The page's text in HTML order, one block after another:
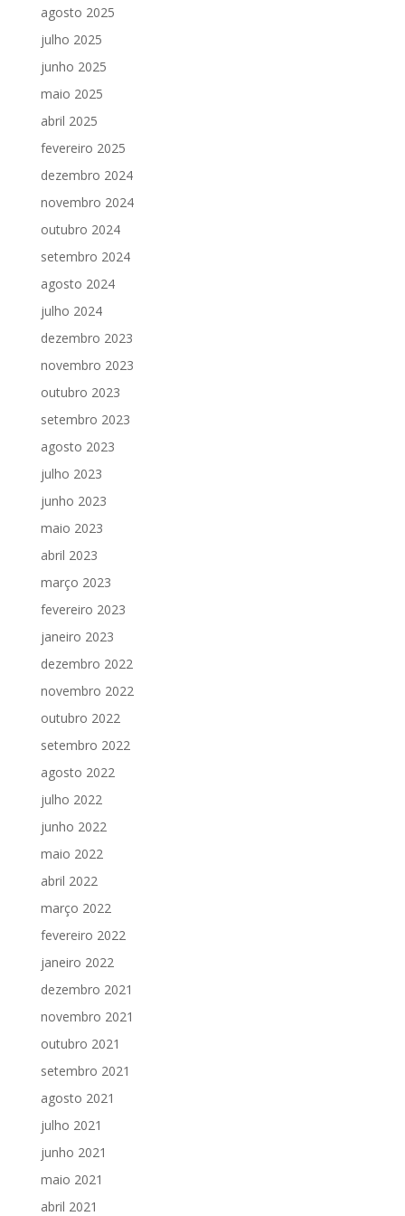
agosto 2025
julho 2025
junho 2025
maio 2025
abril 2025
fevereiro 2025
dezembro 2024
novembro 2024
outubro 2024
setembro 2024
agosto 2024
julho 2024
dezembro 2023
novembro 2023
outubro 2023
setembro 2023
agosto 2023
julho 2023
junho 2023
maio 2023
abril 2023
março 2023
fevereiro 2023
janeiro 2023
dezembro 2022
novembro 2022
outubro 2022
setembro 2022
agosto 2022
julho 2022
junho 2022
maio 2022
abril 2022
março 2022
fevereiro 2022
janeiro 2022
dezembro 2021
novembro 2021
outubro 2021
setembro 2021
agosto 2021
julho 2021
junho 2021
maio 2021
abril 2021